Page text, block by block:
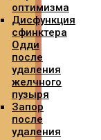
оптимизма
Дисфункция
сфинктера
Одди
после
удаления
желчного
пузыря
Запор
после
удаления